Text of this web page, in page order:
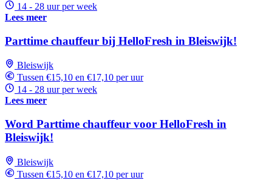
14 - 28 uur per week
Lees meer
Parttime chauffeur bij HelloFresh in Bleiswijk!
Bleiswijk
Tussen €15,10 en €17,10 per uur
14 - 28 uur per week
Lees meer
Word Parttime chauffeur voor HelloFresh in
Bleiswijk!
Bleiswijk
Tussen €15,10 en €17,10 per uur